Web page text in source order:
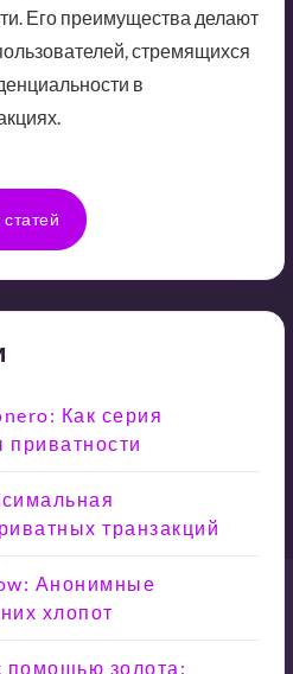
Его преимущества делают
стремящихся
в
Как серия
приватности
транзакций
Анонимные
хлопот
помощью золота: